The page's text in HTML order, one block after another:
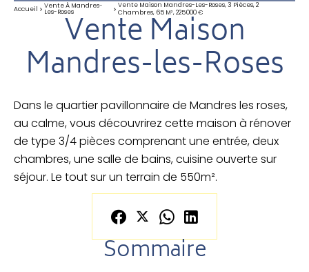
Accueil Vente À Mandres-
Les-Roses
Vente Maison Mandres-Les-Roses, 3 Pièces, 2
Chambres, 65 M², 225 000 €
Vente Maison
Mandres-les-Roses
Dans le quartier pavillonnaire de Mandres les roses,
au calme, vous découvrirez cette maison à rénover
de type 3/4 pièces comprenant une entrée, deux
chambres, une salle de bains, cuisine ouverte sur
séjour. Le tout sur un terrain de 550m².
Sommaire